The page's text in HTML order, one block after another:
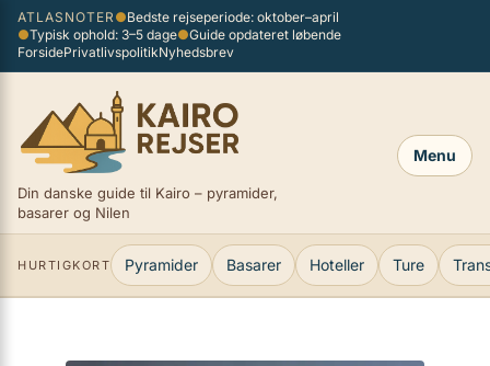
Spring
indhold
ATLASNOTER ●Bedste rejseperiode: oktober–april
●Typisk ophold: 3–5 dage●Guide opdateret løbende
ForsidePrivatlivspolitikNyhedsbrev
Din danske guide til Kairo – pyramider,
basarer og Nilen
Menu
HURTIGKORT Pyramider Basarer Hoteller Ture